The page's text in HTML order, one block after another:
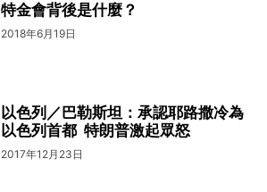
特金會背後是什麼？
2018年6月19日
以色列／巴勒斯坦：承認耶路撒冷為
以色列首都 特朗普激起眾怒
2017年12月23日